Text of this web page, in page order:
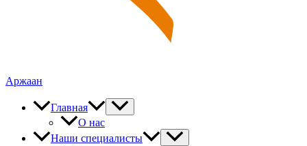
Аржаан
Главная
О нас
Наши специалисты